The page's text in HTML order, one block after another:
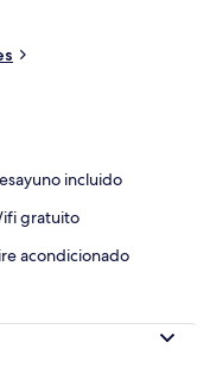
incluido
gratuito
acondicionado